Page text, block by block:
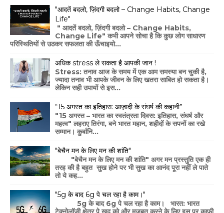
"आदतें बदलो, ज़िंदगी बदलो – Change Habits, Change
Life"
" आदतें बदलो, ज़िंदगी बदलो – Change Habits,
Change Life" कभी आपने सोचा है कि कुछ लोग साधारण
परिस्थितियों से उठकर सफलता की ऊँचाइयो...
अधिक stress ले सकता है आपकी जान !
Stress: तनाव आज के समय में एक आम समस्या बन चुकी है,
ज्यादा तनाव भी आपके जीवन के लिए खतरा साबित हो सकता है।
लेकिन सही उपायों से इस...
“15 अगस्त का इतिहास: आज़ादी के संघर्ष की कहानी”
"15 अगस्त – भारत का स्वतंत्रता दिवस: इतिहास, संघर्ष और
महत्व" लहराए तिरंगा, बने भारत महान, शहीदों के सपनों का रखे
सम्मान। कुर्बानि...
"बेचैन मन के लिए मन की शांति"
"बेचैन मन के लिए मन की शांति" अगर मन प्रस्तुति एक ही
तरह की है बहुत सुख होने पर भी सुख का आनंद पूरा नहीं ले पाते
तो ये कह...
"5g के बाद 6g पे चल रहा है काम।"
5g के बाद 6g पे चल रहा है काम। भारत: भारत